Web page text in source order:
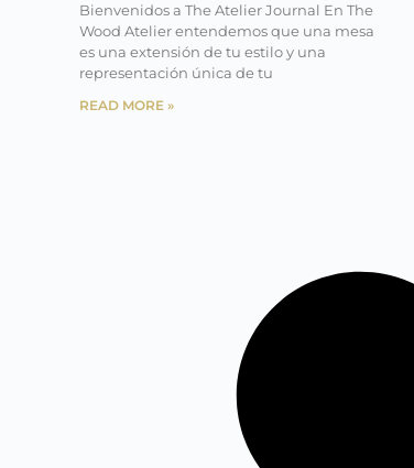
Bienvenidos a The Atelier Journal En The
Wood Atelier entendemos que una mesa
es una extensión de tu estilo y una
representación única de tu
READ MORE »